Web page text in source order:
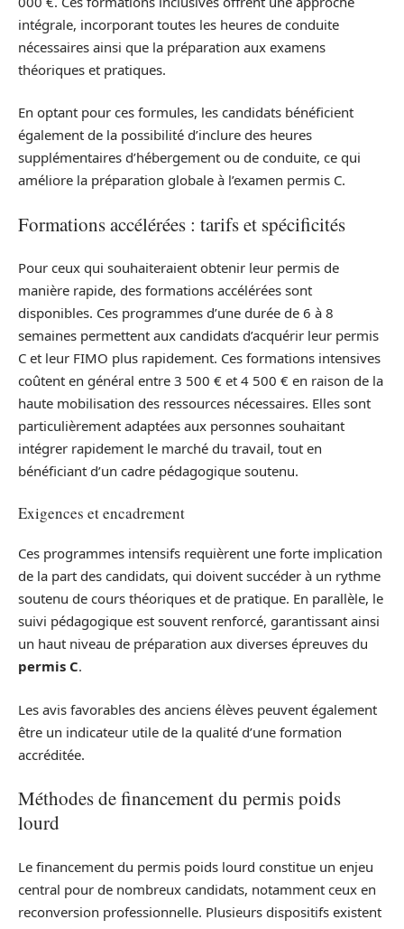
intégrale, incorporant toutes les heures de conduite
nécessaires ainsi que la préparation aux examens
théoriques et pratiques.
En optant pour ces formules, les candidats bénéficient
également de la possibilité d’inclure des heures
supplémentaires d’hébergement ou de conduite, ce qui
améliore la préparation globale à l’examen permis C.
Formations accélérées : tarifs et spécificités
Pour ceux qui souhaiteraient obtenir leur permis de
manière rapide, des formations accélérées sont
disponibles. Ces programmes d’une durée de 6 à 8
semaines permettent aux candidats d’acquérir leur permis
C et leur FIMO plus rapidement. Ces formations intensives
coûtent en général entre 3 500 € et 4 500 € en raison de la
haute mobilisation des ressources nécessaires. Elles sont
particulièrement adaptées aux personnes souhaitant
intégrer rapidement le marché du travail, tout en
bénéficiant d’un cadre pédagogique soutenu.
Exigences et encadrement
Ces programmes intensifs requièrent une forte implication
de la part des candidats, qui doivent succéder à un rythme
soutenu de cours théoriques et de pratique. En parallèle, le
suivi pédagogique est souvent renforcé, garantissant ainsi
un haut niveau de préparation aux diverses épreuves du
permis C.
Les avis favorables des anciens élèves peuvent également
être un indicateur utile de la qualité d’une formation
accréditée.
Méthodes de financement du permis poids
lourd
Le financement du permis poids lourd constitue un enjeu
central pour de nombreux candidats, notamment ceux en
reconversion professionnelle. Plusieurs dispositifs existent